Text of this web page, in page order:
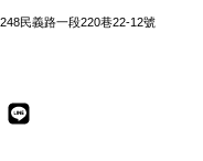
民義路一段220巷22-12號